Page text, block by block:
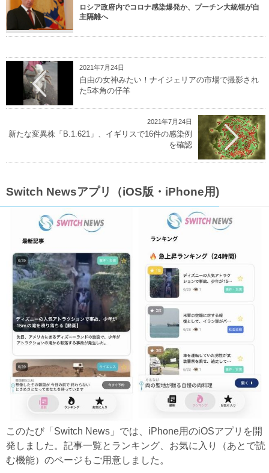
ロシア政府内でコロナ感染爆発か、プーチン大統領が自
主隔離へ
2021年7月24日
自由の女神みたい！ナイジェリアの市場で撮影され
た5本角の仔羊
2021年7月24日
新たな変異株「B.1.621」、イギリスで16件の感染例
を確認
Switch Newsアプリ（iOS版・iPhone用)
このたび「Switch News」では、iPhone用のiOSアプリを開
発しました。記事一覧とランキング、お気に入り（あとで読
む機能）のページもご用意しました。